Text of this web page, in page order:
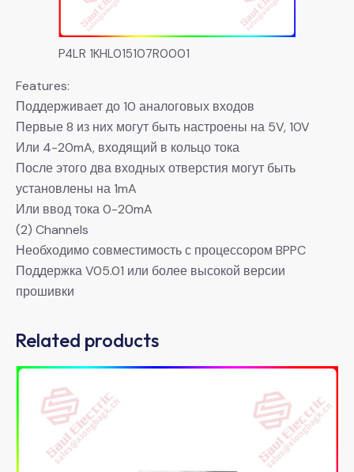
P4LR 1KHL015107R0001
Features:
Поддерживает до 10 аналоговых входов
Первые 8 из них могут быть настроены на 5V, 10V
Или 4-20mA, входящий в кольцо тока
После этого два входных отверстия могут быть
установлены на 1mA
Или ввод тока 0-20mA
(2) Channels
Необходимо совместимость с процессором BPPC
Поддержка V05.01 или более высокой версии
прошивки
Related products